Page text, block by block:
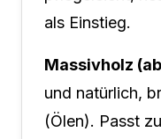
als Einstieg.
Massivholz
und natürlich,
(Ölen). Passt